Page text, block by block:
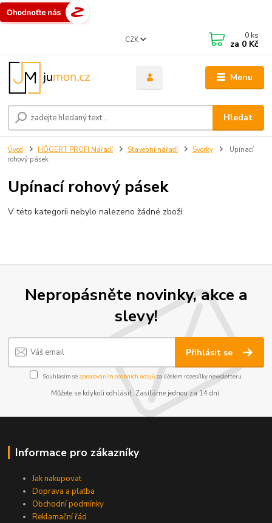
Menu
CZK
Hledat
0 ks
za 0 Kč
Úvod HÖGERT PROFI Nářadí Stavební nářadí Svorky
Upínací
rohový pásek
Upínací rohový pásek
V této kategorii nebylo nalezeno žádné zboží.
Nepropásněte novinky, akce a
slevy!
Přihlásit se
Souhlasím se zpracováním osobních údajůza účelem rozesílky newsletteru.
Můžete se kdykoli odhlásit. Zasíláme jednou za 14 dní.
Informace pro zákazníky
Jak nakupovat
Doprava a platba
Obchodní podmínky
Reklamační řád